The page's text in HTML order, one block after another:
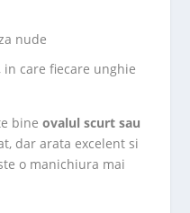
nude
care fiecare unghie
bineovalul scurt sau
dar arata excelent si
o manichiura mai